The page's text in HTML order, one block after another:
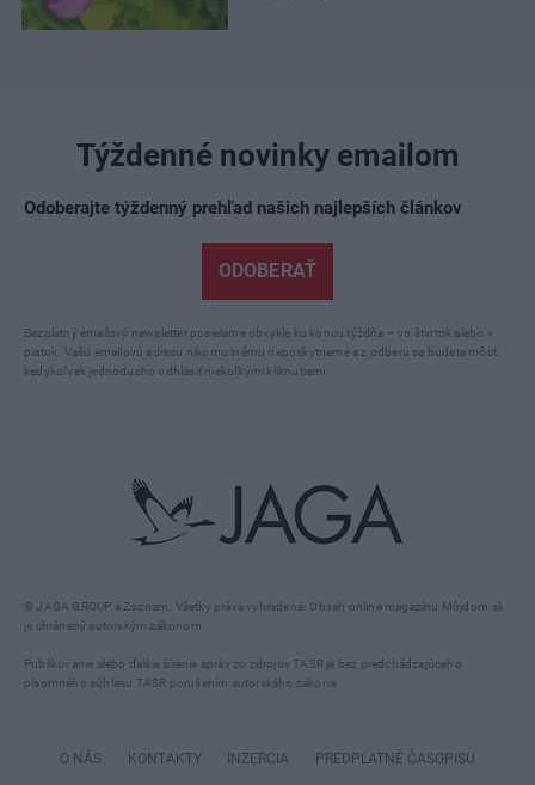
© JAGA GROUP a Zoznam. Všetky práva vyhradené. Obsah online magazínu Môjdom.sk
je chránený autorským zákonom.
Publikovanie alebo ďalšie šírenie správ zo zdrojov TASR je bez predchádzajúceho
písomného súhlasu TASR porušením autorského zákona.
Týždenné novinky emailom
Odoberajte týždenný prehľad našich najlepších článkov
ODOBERAŤ
Bezplatný emailový newsletter posielame obvykle ku koncu týždňa – vo štvrtok alebo v
piatok. Vašu emailovú adresu nikomu inému neposkytneme a z odberu sa budete môcť
kedykoľvek jednoducho odhlásiť niekoľkými kliknutiami.
O NÁS KONTAKTY INZERCIA PREDPLATNÉ ČASOPISU